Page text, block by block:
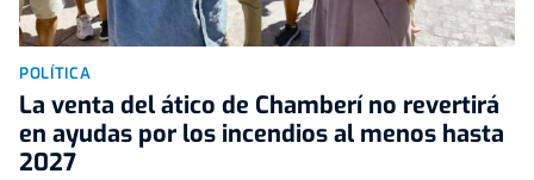
POLÍTICA
La venta del ático de Chamberí no revertirá
en ayudas por los incendios al menos hasta
2027